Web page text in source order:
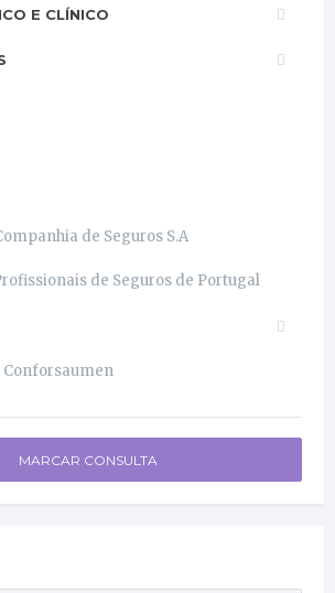
E CLÍNICO
de Seguros S.A
de Seguros de Portugal
Conforsaumen
MARCAR CONSULTA